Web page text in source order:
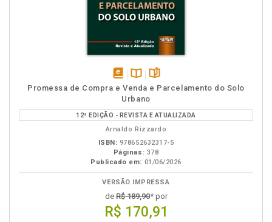
disponível
em
eBook
Disponível
na
B.V.
páginas
Promessa de Compra e Venda e Parcelamento do Solo
Urbano
12ª EDIÇÃO - REVISTA E ATUALIZADA
Arnaldo Rizzardo
ISBN: 978652632317-5
Páginas: 378
Publicado em: 01/06/2026
VERSÃO IMPRESSA
deR$ 189,90* por
R$ 170,91